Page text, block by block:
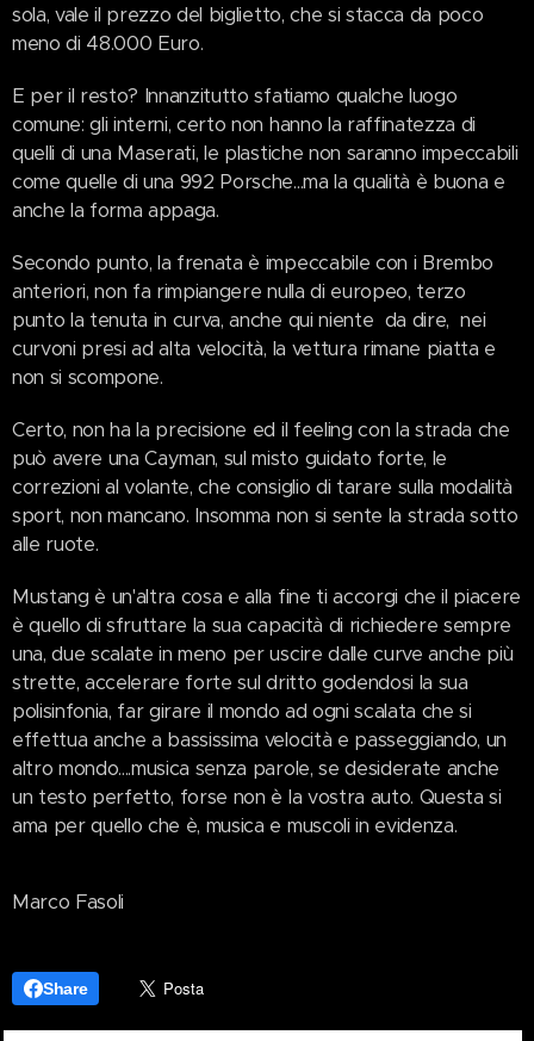
sola, vale il prezzo del biglietto, che si stacca da poco
meno di 48.000 Euro.
E per il resto? Innanzitutto sfatiamo qualche luogo
comune: gli interni, certo non hanno la raffinatezza di
quelli di una Maserati, le plastiche non saranno impeccabili
come quelle di una 992 Porsche...ma la qualità è buona e
anche la forma appaga.
Secondo punto, la frenata è impeccabile con i Brembo
anteriori, non fa rimpiangere nulla di europeo, terzo
punto la tenuta in curva, anche qui niente da dire, nei
curvoni presi ad alta velocità, la vettura rimane piatta e
non si scompone.
Certo, non ha la precisione ed il feeling con la strada che
può avere una Cayman, sul misto guidato forte, le
correzioni al volante, che consiglio di tarare sulla modalità
sport, non mancano. Insomma non si sente la strada sotto
alle ruote.
Mustang è un'altra cosa e alla fine ti accorgi che il piacere
è quello di sfruttare la sua capacità di richiedere sempre
una, due scalate in meno per uscire dalle curve anche più
strette, accelerare forte sul dritto godendosi la sua
polisinfonia, far girare il mondo ad ogni scalata che si
effettua anche a bassissima velocità e passeggiando, un
altro mondo....musica senza parole, se desiderate anche
un testo perfetto, forse non è la vostra auto. Questa si
ama per quello che è, musica e muscoli in evidenza.
Marco Fasoli
Share